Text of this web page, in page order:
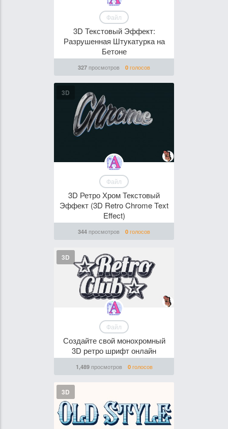
Файл
3D Текстовый Эффект:
Разрушенная Штукатурка на
Бетоне
327 просмотров 0 голосов
3D
Файл
3D Ретро Хром Текстовый
Эффект (3D Retro Chrome Text
Effect)
344 просмотров 0 голосов
3D
Файл
Создайте свой монохромный
3D ретро шрифт онлайн
1,489просмотров 0голосов
3D